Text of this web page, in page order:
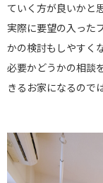
ていく方が良いかと
実際に要望の入った
かの検討もしやすく
必要かどうかの相談
きるお家になるので